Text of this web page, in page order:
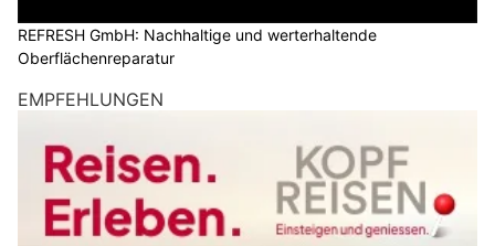
REFRESH GmbH: Nachhaltige und werterhaltende
Oberflächenreparatur
EMPFEHLUNGEN